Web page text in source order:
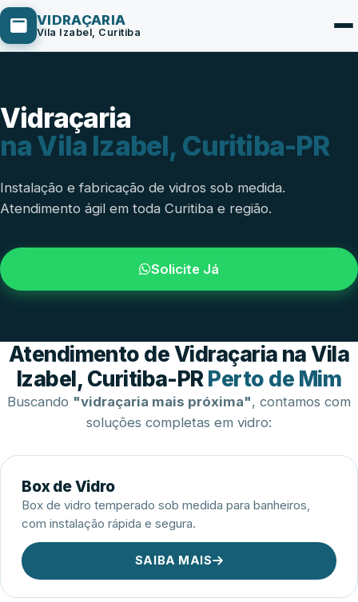
VIDRAÇARIA
Vila Izabel, Curitiba
Box de Vidro
Portas em Vidro
Janelas de Vidro
Esquadrias de Alumínio
Vidraçaria
na Vila Izabel, Curitiba-PR
Instalação e fabricação de vidros sob medida.
Atendimento ágil em toda Curitiba e região.
Solicite Já
Atendimento de Vidraçaria na Vila
Izabel, Curitiba-PR Perto de Mim
Buscando "vidraçaria mais próxima", contamos com
soluções completas em vidro:
Box de Vidro
Box de vidro temperado sob medida para banheiros,
com instalação rápida e segura.
SAIBA MAIS